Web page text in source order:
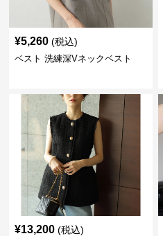
¥5,260 (税込)
ベスト 洗練深Vネックベスト
¥13,200 (税込)